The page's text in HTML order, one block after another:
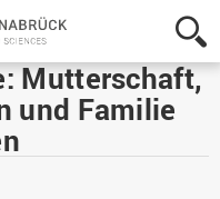
Hochschule
Osnabrück
-
University
of
Sciences
Mutterschaft,
und Familie